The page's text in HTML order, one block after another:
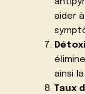
aider
ainsi
Taux